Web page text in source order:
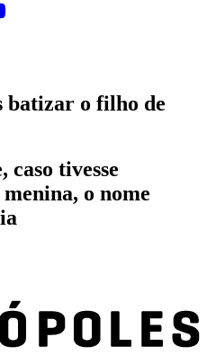
batizar o filho de
caso tivesse
o nome